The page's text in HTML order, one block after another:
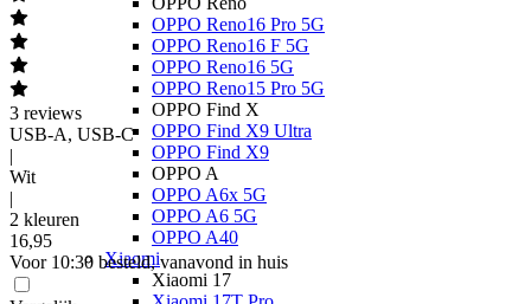
OPPO Reno16 Pro 5G
OPPO Reno16 F 5G
OPPO Reno16 5G
OPPO Reno15 Pro 5G
OPPO Find X
OPPO Find X9 Ultra
OPPO Find X9
OPPO A
OPPO A6x 5G
OPPO A6 5G
OPPO A40
Xiaomi
Xiaomi 17
3 reviews
USB-A, USB-C
|
Wit
|
2 kleuren
16,95
Voor 10:30 besteld, vanavond in huis